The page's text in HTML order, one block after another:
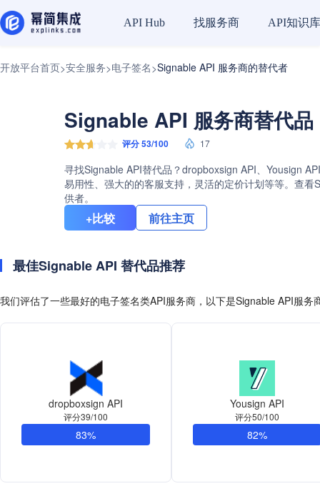
API Hub 找服务商 API知识库
开放平台首页>安全服务>电子签名>Signable API 服务商的替代者
Signable API 服务商替代品
评分 53/100 17
寻找Signable API替代品？dropboxsign API、Yousign
易用性、强大的的客服支持，灵活的定价计划等等。查
供者。
+比较 前往主页
最佳Signable API 替代品推荐
我们评估了一些最好的电子签名类API服务商，以下是Signable API服务
dropboxsign API
评分39/100
83%
Yousign API
评分50/100
82%